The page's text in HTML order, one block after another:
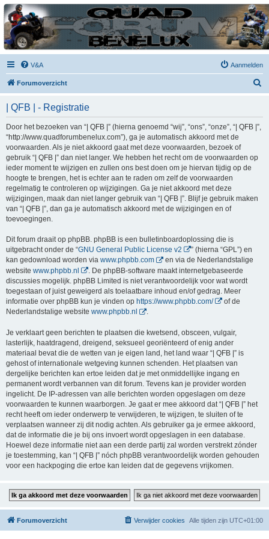
| QFB |
Hét quadforum van de Benelux
V&A Aanmelden
Forumoverzicht
| QFB | - Registratie
Door het bezoeken van “| QFB |” (hierna genoemd “wij”, “ons”, “onze”, “| QFB |”,
“http://www.quadforumbenelux.com”), ga je automatisch akkoord met de
voorwaarden. Als je niet akkoord gaat met deze voorwaarden, bezoek of
gebruik “| QFB |” dan niet langer. We hebben het recht om de voorwaarden op
ieder moment te wijzigen en zullen ons best doen om je hiervan tijdig op de
hoogte te brengen, het is echter aan te raden om zelf de voorwaarden
regelmatig te controleren op wijzigingen. Ga je niet akkoord met deze
wijzigingen, maak dan niet langer gebruik van “| QFB |”. Blijf je gebruik maken
van “| QFB |”, dan ga je automatisch akkoord met de wijzigingen en of
toevoegingen.
Dit forum draait op phpBB. phpBB is een bulletinboardoplossing die is
uitgebracht onder de “GNU General Public License v2
” (hierna “GPL”) en
kan gedownload worden via www.phpbb.com
en via de Nederlandstalige
website www.phpbb.nl
. De phpBB-software maakt internetgebaseerde
discussies mogelijk. phpBB Limited is niet verantwoordelijk voor wat wordt
toegestaan of juist geweigerd als toelaatbare inhoud en/of gedrag. Meer
informatie over phpBB kun je vinden op https://www.phpbb.com/
of de
Nederlandstalige website www.phpbb.nl .
Je verklaart geen berichten te plaatsen die kwetsend, obsceen, vulgair,
lasterlijk, haatdragend, dreigend, seksueel georiënteerd of enig ander
materiaal bevat die de wetten van je eigen land, het land waar “| QFB |” is
gehost of internationale wetgeving kunnen schenden. Het plaatsen van
dergelijke berichten kan ertoe leiden dat je met onmiddellijke ingang en
permanent wordt verbannen van dit forum. Tevens kan je provider worden
ingelicht. De IP-adressen van alle berichten worden opgeslagen om deze
voorwaarden te kunnen waarborgen. Je gaat er mee akkoord dat “| QFB |” het
recht heeft om ieder onderwerp te verwijderen, te wijzigen, te sluiten of te
verplaatsen wanneer zij dit nodig achten. Als gebruiker ga je ermee akkoord,
dat de informatie die je bij ons invoert wordt opgeslagen in een database.
Hoewel deze informatie niet aan een derde partij zal worden verstrekt zónder
je toestemming, kan “| QFB |” nóch phpBB verantwoordelijk worden gehouden
voor een hackpoging die ertoe kan leiden dat de gegevens vrijkomen.
Forumoverzicht Alle tijden zijn UTC+01:00
Verwijder cookies